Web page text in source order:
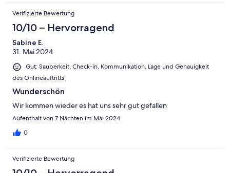
beeindruckt hat uns der Wildpark Schorfheide, Kloster Chorin
und das Schiffshebewerk in Niederfinow. Aber auch die vielen
Seen (sehr interessant für Wassersportler und Angler] und
Wälder in der Region sind traumhaft. Es gibt einige leichte
Wanderwege und Radwege, hin und wieder mit hübschen
Ausblicken.
Verifizierte Bewertung
10/10 – Hervorragend
Sabine E.
31. Mai 2024
Gut: Sauberkeit, Check-in, Kommunikation, Lage und Genauigkeit
des Onlineauftritts
Wunderschön
Wir kommen wieder es hat uns sehr gut gefallen
Aufenthalt von 7 Nächten im Mai 2024
0
Verifizierte Bewertung